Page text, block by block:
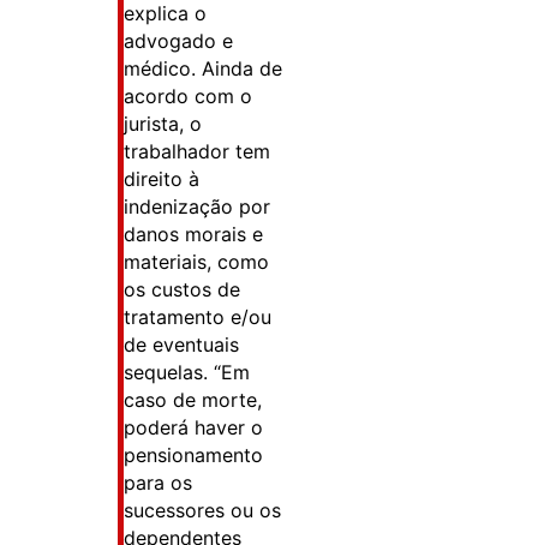
explica o
advogado e
médico. Ainda de
acordo com o
jurista, o
trabalhador tem
direito à
indenização por
danos morais e
materiais, como
os custos de
tratamento e/ou
de eventuais
sequelas. “Em
caso de morte,
poderá haver o
pensionamento
para os
sucessores ou os
dependentes